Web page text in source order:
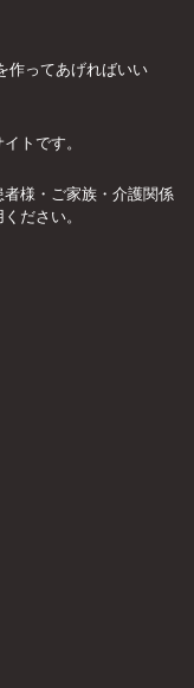
作ってあげればいい
トです。
者様・ご家族・介護関係
ださい。